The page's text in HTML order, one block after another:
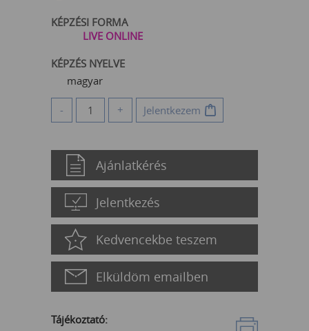
KÉPZÉSI FORMA
LIVE ONLINE
KÉPZÉS NYELVE
magyar
- + Jelentkezem
Ajánlatkérés
Jelentkezés
Kedvencekbe teszem
Elküldöm emailben
Tájékoztató: